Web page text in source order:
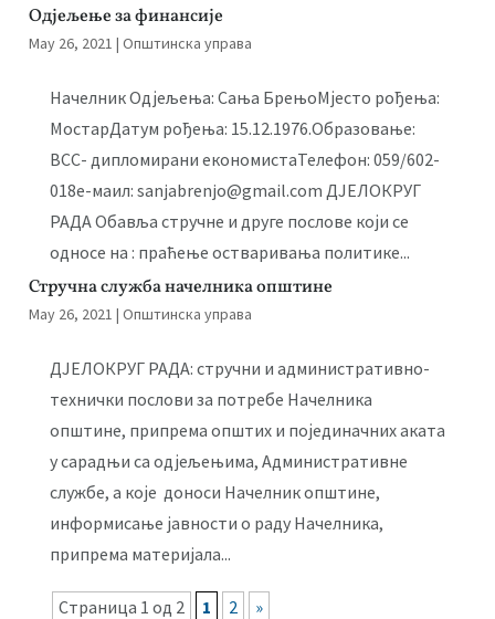
Одјељење за финансије
May 26, 2021 | Општинска управа
Начелник Одјељења: Сања БрењоМјесто рођења:
МостарДатум рођења: 15.12.1976.Образовање:
ВСС- дипломирани економистаТелефон: 059/602-
018е-маил: sanjabrenjo@gmail.com ДЈЕЛОКРУГ
РАДА Обавља стручне и друге послове који се
односе на : праћење остваривања политике...
Стручна служба начелника општине
May 26, 2021 | Општинска управа
ДЈЕЛОКРУГ РАДА: стручни и административно-
технички послови за потребе Начелника
општине, припрема општих и појединачних аката
у сарадњи са одјељењима, Административне
службе, а које доноси Начелник општине,
информисање јавности о раду Начелника,
припрема материјала...
Страница 1 од 2 1 2 »